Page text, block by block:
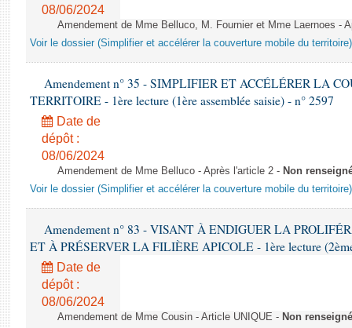
Comptes rendus des débats
08/06/2024
Amendement de Mme Belluco, M. Fournier et Mme Laernoes -
Voir le dossier (Simplifier et accélérer la couverture mobile du territoire)
Amendement n° 35 - SIMPLIFIER ET ACCÉLÉRER LA
TERRITOIRE - 1ère lecture (1ère assemblée saisie) - n° 2597
Date de
dépôt :
08/06/2024
Amendement de Mme Belluco - Après l'article 2 - Non
Voir le dossier (Simplifier et accélérer la couverture mobile du territoire)
Amendement n° 83 - VISANT À ENDIGUER LA
ET À PRÉSERVER LA FILIÈRE APICOLE - 1ère lecture
Date de
dépôt :
08/06/2024
Amendement de Mme Cousin - Article UNIQUE - Non renseigné